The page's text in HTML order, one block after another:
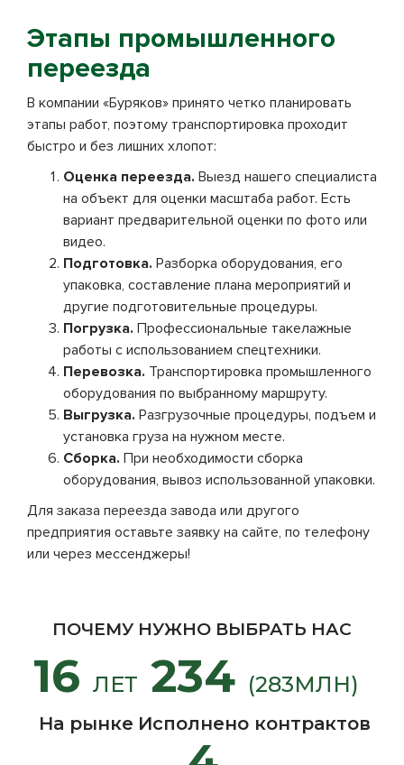
Этапы промышленного
переезда
В компании «Буряков» принято четко планировать
этапы работ, поэтому транспортировка проходит
быстро и без лишних хлопот:
Оценка переезда. Выезд нашего специалиста
на объект для оценки масштаба работ. Есть
вариант предварительной оценки по фото или
видео.
Подготовка. Разборка оборудования, его
упаковка, составление плана мероприятий и
другие подготовительные процедуры.
Погрузка. Профессиональные такелажные
работы с использованием спецтехники.
Перевозка. Транспортировка промышленного
оборудования по выбранному маршруту.
Выгрузка. Разгрузочные процедуры, подъем и
установка груза на нужном месте.
Сборка. При необходимости сборка
оборудования, вывоз использованной упаковки.
Для заказа переезда завода или другого
предприятия оставьте заявку на сайте, по телефону
или через мессенджеры!
ПОЧЕМУ НУЖНО ВЫБРАТЬ НАС
16 ЛЕТ
На рынке
234 (283МЛН)
Исполнено контрактов